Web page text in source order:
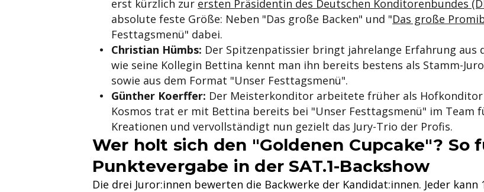
erst kürzlich zur ersten Präsidentin des Deutschen Konditorenbundes
absolute feste Größe: Neben "Das große Backen" und "Das große
Festtagsmenü" dabei.
Christian Hümbs: Der Spitzenpatissier bringt jahrelange Erfahrung aus
wie seine Kollegin Bettina kennt man ihn bereits bestens als Stamm-
sowie aus dem Format "Unser Festtagsmenü".
Günther Koerffer: Der Meisterkonditor arbeitete früher als Hofkonditor
Kosmos trat er mit Bettina bereits bei "Unser Festtagsmenü" im Team
Kreationen und vervollständigt nun gezielt das Jury-Trio der Profis.
Wer holt sich den "Goldenen Cupcake"? So
Punktevergabe in der SAT.1-Backshow
Die drei Juror:innen bewerten die Backwerke der Kandidat:innen. Jeder